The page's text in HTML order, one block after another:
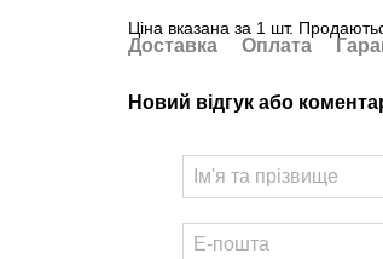
Ціна вказана за 1 шт.
Доставка Оплата
Новий відгук або